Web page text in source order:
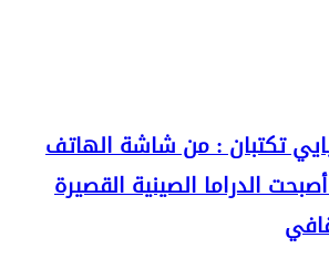
تكتبان : من شاشة الهاتف
الدراما الصينية القصيرة